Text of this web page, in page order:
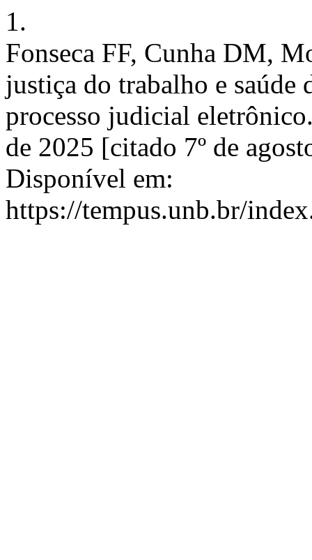
1.
Fonseca FF, Cunha DM,
justiça do trabalho e saúde
processo judicial
de 2025 [citado 7º de
Disponível em:
https://tempus.unb.br/